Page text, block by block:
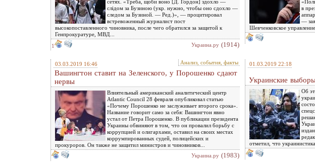
сетях. «Треба, щоби воно [Д. Гордон] здохло —
слідом за Бузиною (укр. нужно, чтобы оно сдохло —
следом за Бузиной. — Ред.)», — процитировал
встревоженный журналист пост
высокопоставленного чиновника, после чего обратился за защитой к
Генпрокуратуре, МВД...
1
Украина.ру (1914)
в
—
Шевченковское
03.03.2019 16:46 Анализ, события, факты
Вашингтон ставит на Зеленского, у Порошенко сдают
нервы
Влиятельный американский аналитический центр
Atlantic Council 28 февраля опубликовал статью
«Почему Порошенко не заслуживает второго срока».
Название говорит само за себя: Вашингтон явно
устал от Петра Порошенко. В публикации президента
Украины обвиняют в том, что он провалил борьбу с
коррупцией и олигархами, оставил на своих местах
коррумпированных судей, полицейских и
прокуроров. Он также не защитил министров и чиновников...
Украина.ру (1983)
01.03.2019 22:18
Украинские
Об
отметил, что